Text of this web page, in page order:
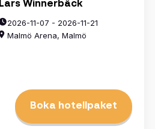
Lars Winnerbäck
2026-11-07 - 2026-11-21
Malmö Arena, Malmö
Boka hotellpaket